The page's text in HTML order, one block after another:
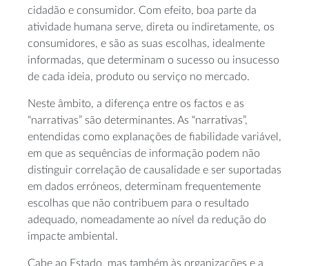
cidadão e consumidor. Com efeito, boa parte da
atividade humana serve, direta ou indiretamente, os
consumidores, e são as suas escolhas, idealmente
informadas, que determinam o sucesso ou insucesso
de cada ideia, produto ou serviço no mercado.
Neste âmbito, a diferença entre os factos e as
“narrativas” são determinantes. As “narrativas”,
entendidas como explanações de fiabilidade variável,
em que as sequências de informação podem não
distinguir correlação de causalidade e ser suportadas
em dados erróneos, determinam frequentemente
escolhas que não contribuem para o resultado
adequado, nomeadamente ao nível da redução do
impacte ambiental.
Cabe ao Estado, mas também às organizações e a